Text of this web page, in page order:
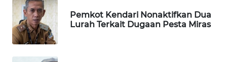
Pemkot Kendari Nonaktifkan Dua
Lurah Terkait Dugaan Pesta Miras
NET
PLN
WATCH